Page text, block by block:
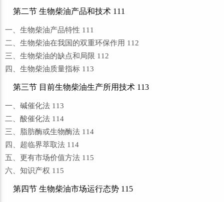
第二节 生物柴油产品和技术 111
一、生物柴油产品特性 111
二、生物柴油在我国的双重环保作用 112
三、生物柴油的缺点和局限 112
四、生物柴油质量指标 113
第三节 目前生物柴油生产所用技术 113
一、碱催化法 113
二、酸催化法 114
三、脂肪酶或生物酶法 114
四、超临界萃取法 114
五、更有市场价值方法 115
六、知识产权 115
第四节 生物柴油市场运行态势 115